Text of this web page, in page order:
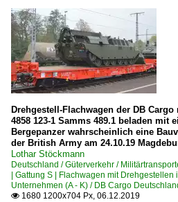
Drehgestell-Flachwagen der DB Cargo
4858 123-1 Samms 489.1 beladen mit
Bergepanzer wahrscheinlich eine
der British Army am 24.10.19
Lothar Stöckmann
Deutschland / Güterverkehr /
| Gattung S | Flachwagen mit
Unternehmen (A - K) / DB Cargo
 1680 1200x704 Px, 06.12.2019